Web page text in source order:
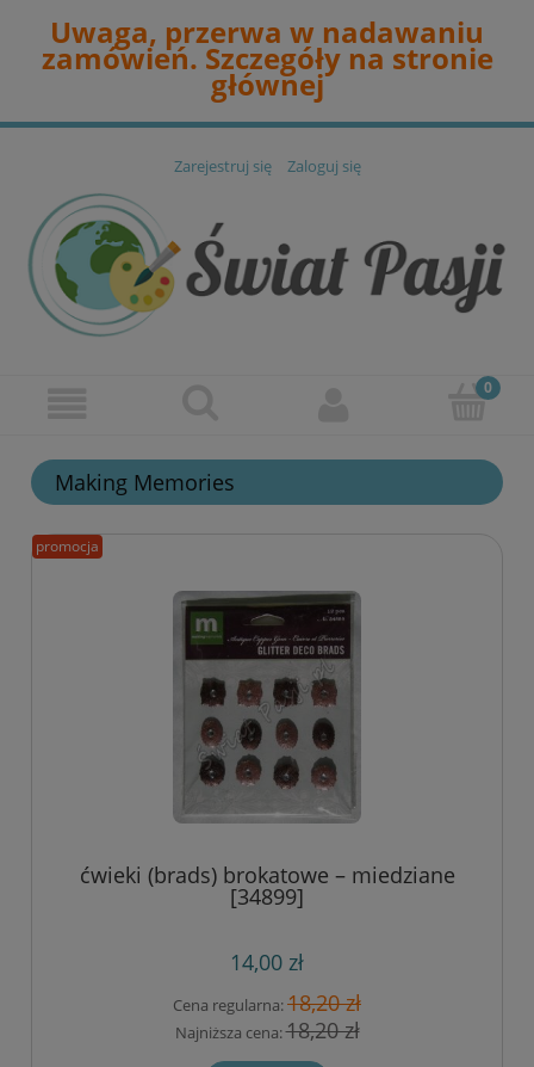
Uwaga, przerwa w nadawaniu
zamówień. Szczegóły na stronie
głównej
Zarejestruj się Zaloguj się
Making Memories
ćwieki (brads) brokatowe – miedziane
[34899]
14,00 zł
Cena regularna:18,20 zł
Najniższa cena:18,20 zł
promocja